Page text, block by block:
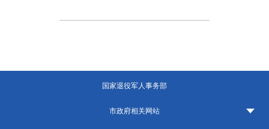
国家退役军人事务部
市政府相关网站